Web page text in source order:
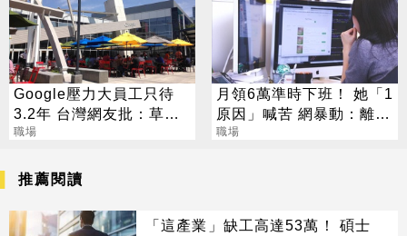
Google壓力大員工只待
3.2年 台灣網友批：草莓
醬
職場
月領6萬準時下班！ 她「1
原因」喊苦 網暴動：離職
我來扛
職場
推薦閱讀
「這產業」缺工高達53萬！ 碩士